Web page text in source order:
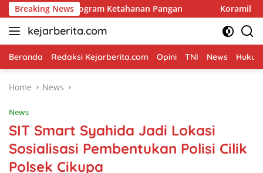
Skip
to
content
Breaking News
Program Ketahanan Pangan Koramil Kanigaran
kejarberita.com
Beranda Redaksi Kejarberita.com Opini TNI News
Home News
News
SIT Smart Syahida Jadi Lokasi
Sosialisasi Pembentukan Polisi Cilik
Polsek Cikupa